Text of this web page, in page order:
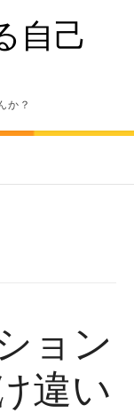
自己
か？
ョン
違い